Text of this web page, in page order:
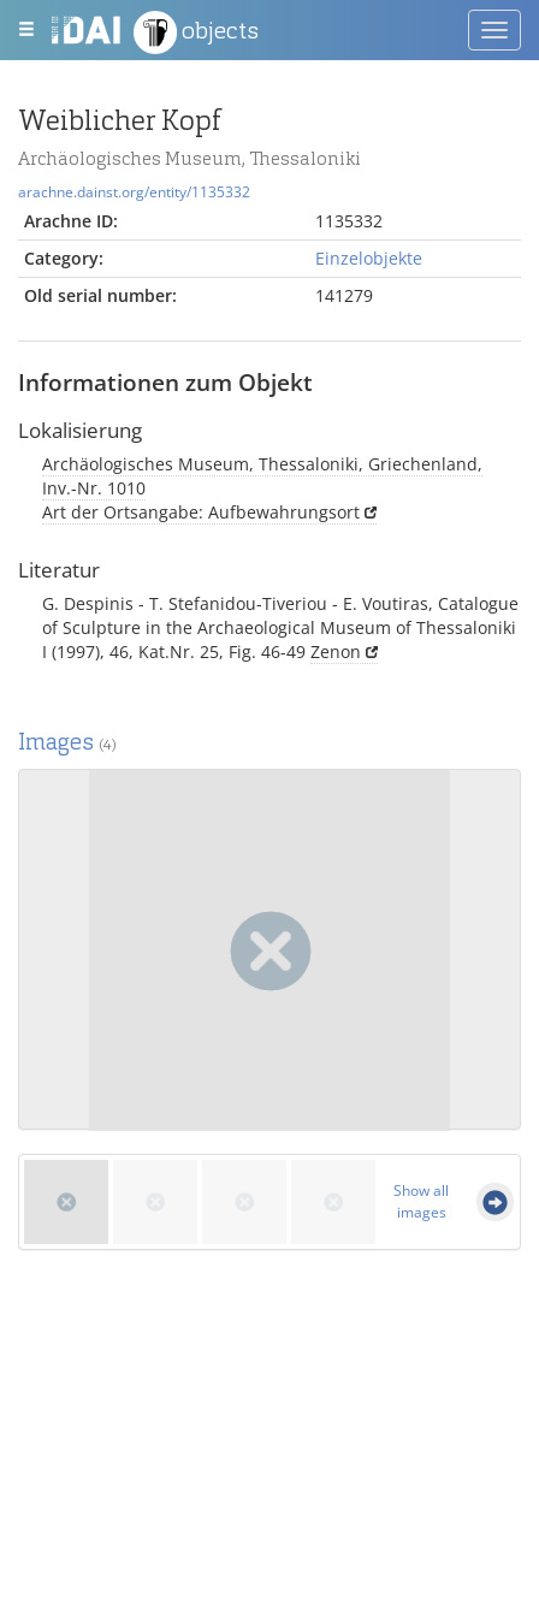
objects
Weiblicher Kopf
Archäologisches Museum, Thessaloniki
arachne.dainst.org/entity/1135332
Arachne ID:
1135332
Category:
Einzelobjekte
Old serial number:
141279
Informationen zum Objekt
Lokalisierung
Archäologisches Museum, Thessaloniki, Griechenland,
Inv.-Nr. 1010
Art der Ortsangabe: Aufbewahrungsort
Literatur
G. Despinis - T. Stefanidou-Tiveriou - E. Voutiras, Catalogue
of Sculpture in the Archaeological Museum of Thessaloniki
I (1997), 46, Kat.Nr. 25, Fig. 46-49 Zenon
Images (4)
Show all
images